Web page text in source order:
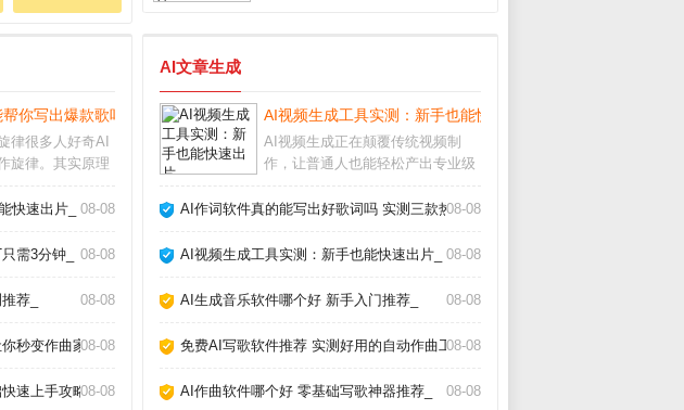
你写出爆款歌吗 手把手教你玩转AI作歌_
律很多人好奇AI
旋律。其实原理
向和音高变化，
键词，比如“忧伤
快速出片_ 08-08
需3分钟_ 08-08
荐_ 08-08
秒变作曲家_08-08
速上手攻略_08-08
AI文章生成
AI视频生成工具实测：新手也能快速出片_
AI视频生成正在颠覆传统视频制
作，让普通人也能轻松产出专业级
特效、配音，如今只需输入文字描
文结合近期热门工具实测，帮你避
AI作词软件真的能写出好歌词吗 实测三款热门工具告诉你答案_
08-08
AI视频生成工具实测：新手也能快速出片_ 08-08
AI生成音乐软件哪个好 新手入门推荐_ 08-08
免费AI写歌软件推荐 实测好用的自动作曲工具_
08-08
AI作曲软件哪个好 零基础写歌神器推荐_ 08-08